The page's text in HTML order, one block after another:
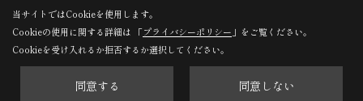
Copyright (c) maman yao株式会社関本工務店. All Rights Reserved.
Produced byゴデスクリエイト
当サイトではCookieを使用します。
Cookieの使用に関する詳細は 「プライバシーポリシー 」をご覧ください。
Cookieを受け入れるか拒否するか選択してください。
同意する 同意しない